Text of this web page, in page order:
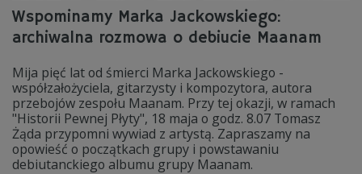
Wspominamy Marka Jackowskiego:
archiwalna rozmowa o debiucie Maanam
Mija pięć lat od śmierci Marka Jackowskiego -
współzałożyciela, gitarzysty i kompozytora, autora
przebojów zespołu Maanam. Przy tej okazji, w ramach
"Historii Pewnej Płyty", 18 maja o godz. 8.07 Tomasz
Żąda przypomni wywiad z artystą. Zapraszamy na
opowieść o początkach grupy i powstawaniu
debiutanckiego albumu grupy Maanam.